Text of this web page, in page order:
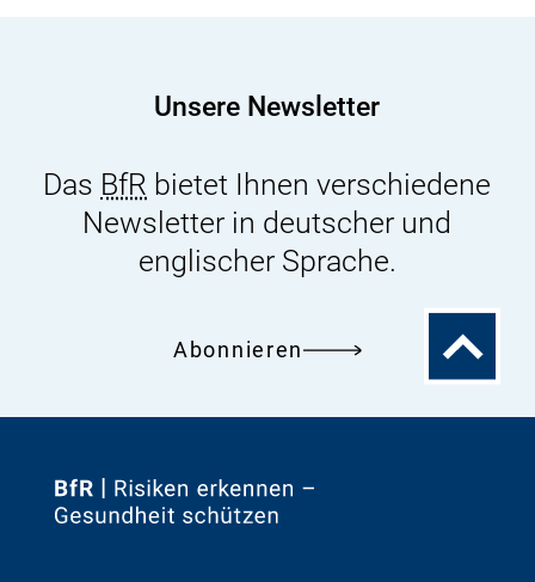
Mikroalge
Unsere Newsletter
Das BfR bietet Ihnen verschiedene
Newsletter in deutscher und
englischer Sprache.
Abonnieren
Zum
Zur